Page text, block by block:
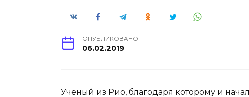
ОПУБЛИКОВАНО
06.02.2019
Ученый из Рио, благодаря которому и